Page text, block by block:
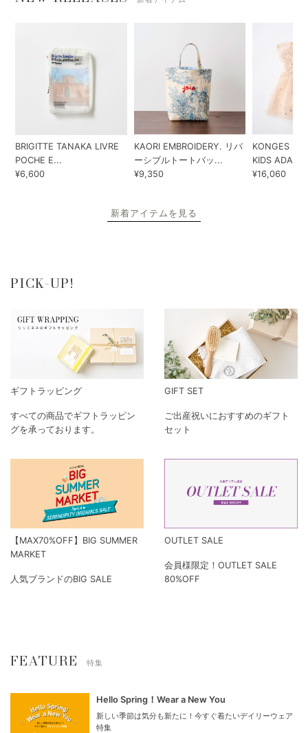
BRIGITTE TANAKA LIVRE
POCHE E...
¥6,600
KAORI EMBROIDERY. リバ
ーシブルトートバッ...
¥9,350
KONGES
KIDS ADA...
¥16,060
新着アイテムを見る
PICK-UP!
ギフトラッピング
すべての商品でギフトラッピン
グを承っております。
GIFT SET
ご出産祝いにおすすめのギフト
セット
【MAX70%OFF】BIG SUMMER
MARKET
人気ブランドのBIG SALE
OUTLET SALE
会員様限定！OUTLET SALE
80%OFF
FEATURE 特集
Hello Spring！Wear a New You
新しい季節は気分も新たに！今すぐ着たいデイリーウェア
特集